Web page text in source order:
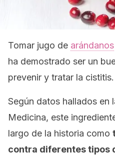
Tomar jugo de arándanos
ha demostrado ser un
prevenir y tratar la cistitis.
Según datos hallados en
Medicina, este
largo de la historia como
contra diferentes tipos